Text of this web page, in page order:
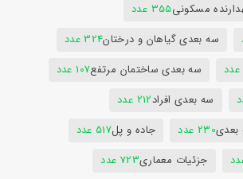
مسکونی355 عدد
سه بعدی گیاهان و درختان324 عدد
سه بعدی ساختمان مرتفع107 عدد
سه بعدی افراد212 عدد
بعدی230 عدد جاده و پل517 عدد
جزئیات معماری723 عدد